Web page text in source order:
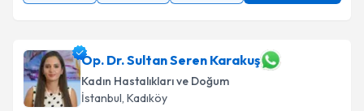
Op. Dr. Sultan Seren Karakuş
Kadın Hastalıkları ve Doğum
İstanbul, Kadıköy